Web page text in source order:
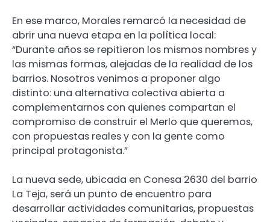
En ese marco, Morales remarcó la necesidad de
abrir una nueva etapa en la política local:
“Durante años se repitieron los mismos nombres y
las mismas formas, alejadas de la realidad de los
barrios. Nosotros venimos a proponer algo
distinto: una alternativa colectiva abierta a
complementarnos con quienes compartan el
compromiso de construir el Merlo que queremos,
con propuestas reales y con la gente como
principal protagonista.”
La nueva sede, ubicada en Conesa 2630 del barrio
La Teja, será un punto de encuentro para
desarrollar actividades comunitarias, propuestas